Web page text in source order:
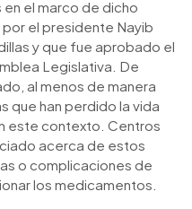
el marco de dicho
el presidente Nayib
y que fue aprobado el
Legislativa. De
al menos de manera
que han perdido la vida
este contexto. Centros
acerca de estos
o complicaciones de
los medicamentos.